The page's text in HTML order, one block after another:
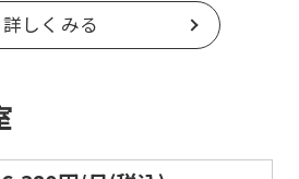
詳しくみる
English.
Click
below